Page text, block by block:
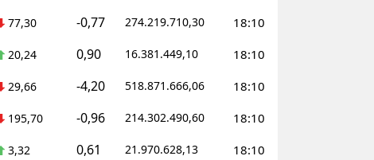
Bayburt
Karaman
Kırıkkale
Batman
Şırnak
77,30 -0,77 274.219.710,30 18:10
20,24 0,90 16.381.449,10 18:10
29,66 -4,20 518.871.666,06 18:10
195,70 -0,96 214.302.490,60 18:10
3,32 0,61 21.970.628,13 18:10